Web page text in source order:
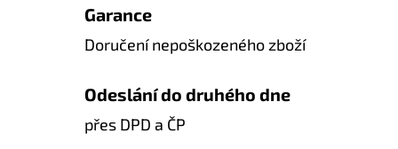
Garance
Doručení nepoškozeného zboží
Odeslání do druhého dne
přes DPD a ČP